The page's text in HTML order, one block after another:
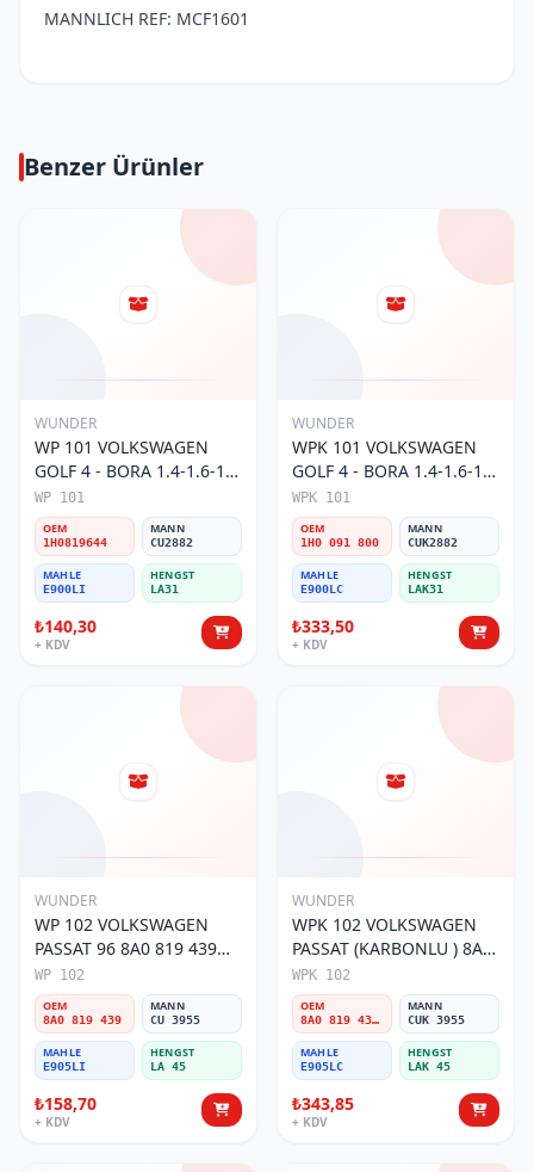
MANNLICH REF: MCF1601
Benzer Ürünler
WUNDER
WP 101 VOLKSWAGEN
GOLF 4 - BORA 1.4-1.6-1.8
POLO III 1H0 819 644
Polen Filtresi
WP 101
OEM
1H0819644
MANN
CU2882
MAHLE
E900LI
HENGST
LA31
₺140,30
+ KDV
WUNDER
WPK 101 VOLKSWAGEN
GOLF 4 - BORA 1.4-1.6-1.8
POLO III KARBONLU 1H0
091 800 Polen Filtresi
WPK 101
OEM
1H0 091 800
MANN
CUK2882
MAHLE
E900LC
HENGST
LAK31
₺333,50
+ KDV
WUNDER
WP 102 VOLKSWAGEN
PASSAT 96 8A0 819 439
Polen Filtresi
WP 102
OEM
8A0 819 439
MANN
CU 3955
MAHLE
E905LI
HENGST
LA 45
₺158,70
+ KDV
WUNDER
WPK 102 VOLKSWAGEN
PASSAT (KARBONLU ) 8A0
819 439B Polen Filtresi
WPK 102
OEM
8A0 819 439B
MANN
CUK 3955
MAHLE
E905LC
HENGST
LAK 45
₺343,85
+ KDV